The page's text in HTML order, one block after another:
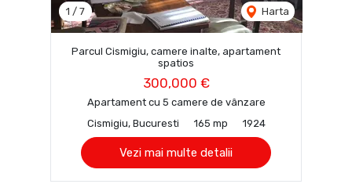
1 / 7 Harta
Parcul Cismigiu, camere inalte, apartament
spatios
300,000 €
Apartament cu 5 camere de vânzare
Cismigiu, Bucuresti
165 mp 1924
Vezi mai multe detalii